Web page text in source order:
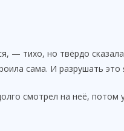
— тихо, но твёрдо
сама. И разрушать это
смотрел на неё, потом